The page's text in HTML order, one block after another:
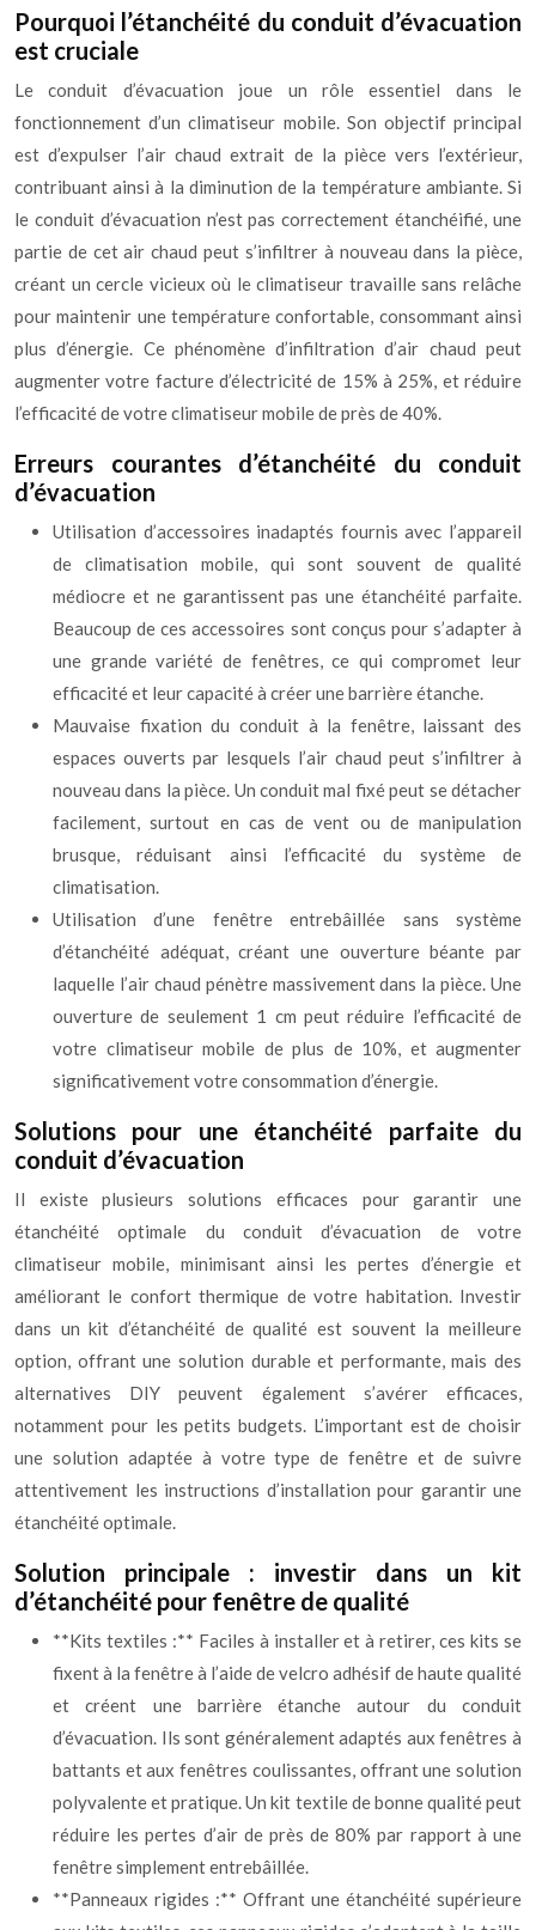
Pourquoi l’étanchéité du conduit d’évacuation
est cruciale
Le conduit d’évacuation joue un rôle essentiel dans le
fonctionnement d’un climatiseur mobile. Son objectif principal
est d’expulser l’air chaud extrait de la pièce vers l’extérieur,
contribuant ainsi à la diminution de la température ambiante. Si
le conduit d’évacuation n’est pas correctement étanchéifié, une
partie de cet air chaud peut s’infiltrer à nouveau dans la pièce,
créant un cercle vicieux où le climatiseur travaille sans relâche
pour maintenir une température confortable, consommant ainsi
plus d’énergie. Ce phénomène d’infiltration d’air chaud peut
augmenter votre facture d’électricité de 15% à 25%, et réduire
l’efficacité de votre climatiseur mobile de près de 40%.
Erreurs courantes d’étanchéité du conduit
d’évacuation
Utilisation d’accessoires inadaptés fournis avec l’appareil
de climatisation mobile, qui sont souvent de qualité
médiocre et ne garantissent pas une étanchéité parfaite.
Beaucoup de ces accessoires sont conçus pour s’adapter à
une grande variété de fenêtres, ce qui compromet leur
efficacité et leur capacité à créer une barrière étanche.
Mauvaise fixation du conduit à la fenêtre, laissant des
espaces ouverts par lesquels l’air chaud peut s’infiltrer à
nouveau dans la pièce. Un conduit mal fixé peut se détacher
facilement, surtout en cas de vent ou de manipulation
brusque, réduisant ainsi l’efficacité du système de
climatisation.
Utilisation d’une fenêtre entrebâillée sans système
d’étanchéité adéquat, créant une ouverture béante par
laquelle l’air chaud pénètre massivement dans la pièce. Une
ouverture de seulement 1 cm peut réduire l’efficacité de
votre climatiseur mobile de plus de 10%, et augmenter
significativement votre consommation d’énergie.
Solutions pour une étanchéité parfaite du
conduit d’évacuation
Il existe plusieurs solutions efficaces pour garantir une
étanchéité optimale du conduit d’évacuation de votre
climatiseur mobile, minimisant ainsi les pertes d’énergie et
améliorant le confort thermique de votre habitation. Investir
dans un kit d’étanchéité de qualité est souvent la meilleure
option, offrant une solution durable et performante, mais des
alternatives DIY peuvent également s’avérer efficaces,
notamment pour les petits budgets. L’important est de choisir
une solution adaptée à votre type de fenêtre et de suivre
attentivement les instructions d’installation pour garantir une
étanchéité optimale.
Solution principale : investir dans un kit
d’étanchéité pour fenêtre de qualité
**Kits textiles :** Faciles à installer et à retirer, ces kits se
fixent à la fenêtre à l’aide de velcro adhésif de haute qualité
et créent une barrière étanche autour du conduit
d’évacuation. Ils sont généralement adaptés aux fenêtres à
battants et aux fenêtres coulissantes, offrant une solution
polyvalente et pratique. Un kit textile de bonne qualité peut
réduire les pertes d’air de près de 80% par rapport à une
fenêtre simplement entrebâillée.
**Panneaux rigides :** Offrant une étanchéité supérieure